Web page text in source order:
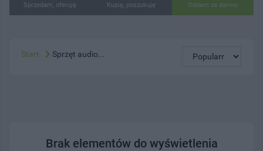
Sprzedam, oferuję Kupię, poszukuję Oddam za darmo
Start Sprzęt audio...
Brak elementów do wyświetlenia